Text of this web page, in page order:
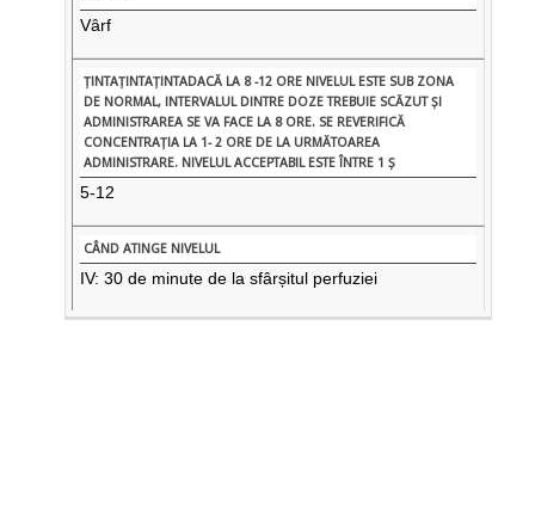
Vârf
5-12
IV: 30 de minute de la sfârșitul perfuziei